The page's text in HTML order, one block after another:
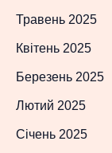
Травень 2025
Квітень 2025
Березень 2025
Лютий 2025
Січень 2025